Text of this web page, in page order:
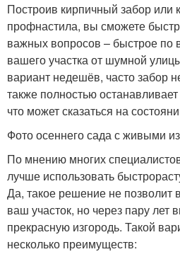
Построив кирпичный забор или
профнастила, вы сможете
важных вопросов – быстрое по
вашего участка от шумной
вариант недешёв, часто забор
также полностью
что может сказаться на
Фото осеннего сада с живыми
По мнению многих
лучше использовать
Да, такое решение не позволит
ваш участок, но через пару лет
прекрасную изгородь. Такой
несколько преимуществ: